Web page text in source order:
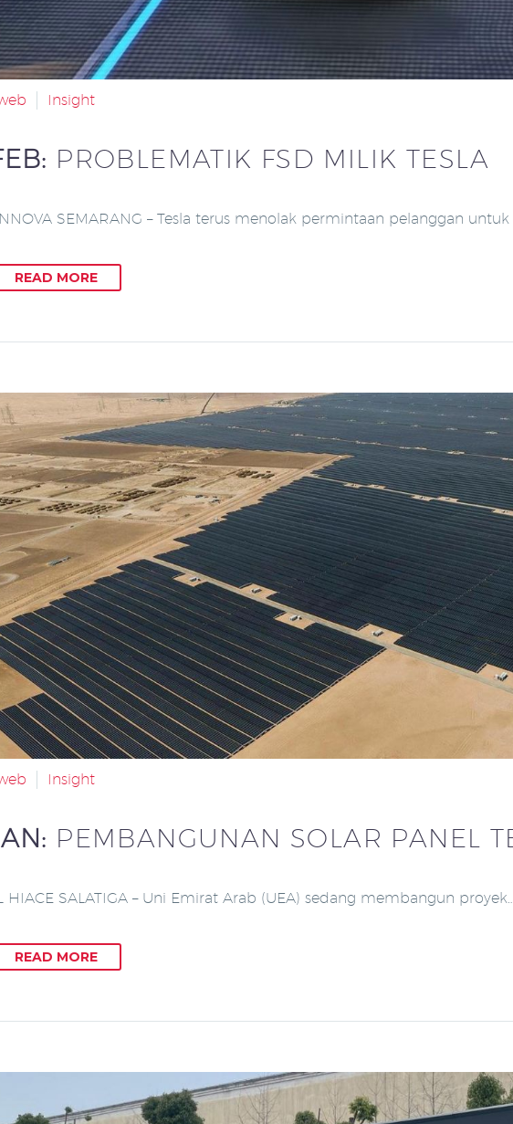
Insight
PROBLEMATIK FSD MILIK TESLA
SEMARANG – Tesla terus menolak permintaan pelanggan
READ MORE
Insight
PEMBANGUNAN SOLAR PANEL
HIACE SALATIGA – Uni Emirat Arab (UEA) sedang membangun
READ MORE